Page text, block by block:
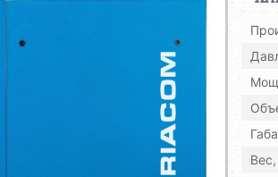
Вес,